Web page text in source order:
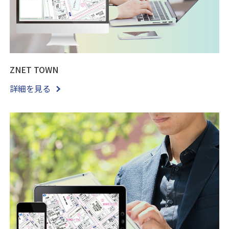
ZNET TOWN
詳細を見る